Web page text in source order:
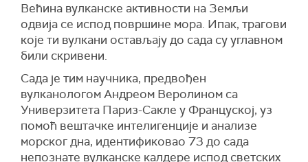
Већина вулканске активности на Земљи
одвија се испод површине мора. Ипак, трагови
које ти вулкани остављају до сада су углавном
били скривени.
Сада је тим научника, предвођен
вулканологом Андреом Веролином са
Универзитета Париз-Сакле у Француској, уз
помоћ вештачке интелигенције и анализе
морског дна, идентификовао 73 до сада
непознате вулканске калдере испод светских